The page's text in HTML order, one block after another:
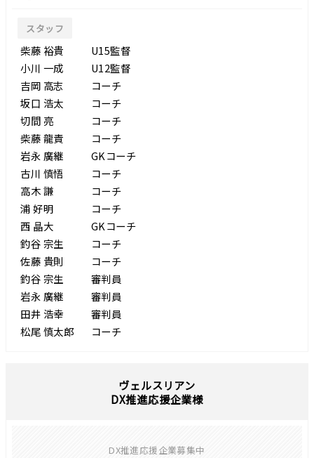
スタッフ
柴藤 裕貴
U15監督
小川 一成
U12監督
吉岡 高志
コーチ
坂口 浩太
コーチ
切間 亮
コーチ
柴藤 龍責
コーチ
岩永 廣継
GKコーチ
古川 慎悟
コーチ
高木 謙
コーチ
浦 好明
コーチ
西 晶大
GKコーチ
釣谷 宗生
コーチ
佐藤 貴則
コーチ
釣谷 宗生
審判員
岩永 廣継
審判員
田井 浩幸
審判員
松尾 慎太郎
コーチ
ヴェルスリアン
DX推進応援企業様
DX推進応援企業募集中